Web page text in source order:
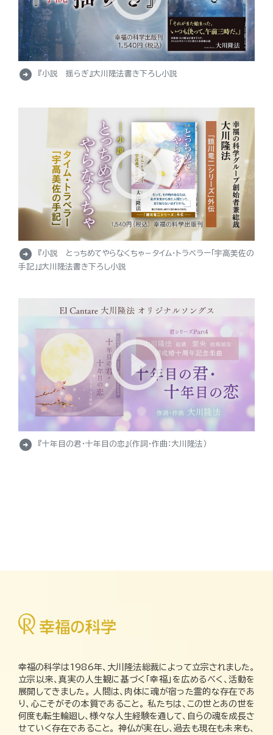
arrow_circle_right 『小説 揺らぎ』大川隆法書き下ろし小説
arrow_circle_right
『小説 とっちめてやらなくちゃ－タイム・トラベラー「宇高美佐の
手記」』大川隆法書き下ろし小説
arrow_circle_right 『十年目の君・十年目の恋』（作詞・作曲：大川隆法）
幸福の科学は1986年、大川隆法総裁によって立宗されました。
立宗以来、真実の人生観に基づく「幸福」を広めるべく、活動を
展開してきました。 人間は、肉体に魂が宿った霊的な存在であ
り、心こそがその本質であること。 私たちは、この世とあの世を
何度も転生輪廻し、様々な人生経験を通して、自らの魂を成長さ
せていく存在であること。 神仏が実在し、過去も現在も未来も、